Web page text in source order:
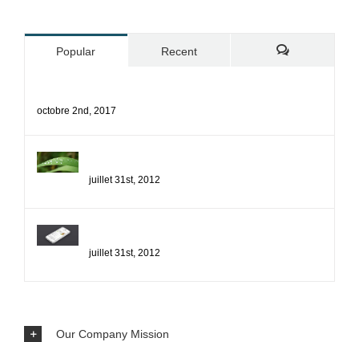
Popular Recent
octobre 2nd, 2017
juillet 31st, 2012
juillet 31st, 2012
Our Company Mission